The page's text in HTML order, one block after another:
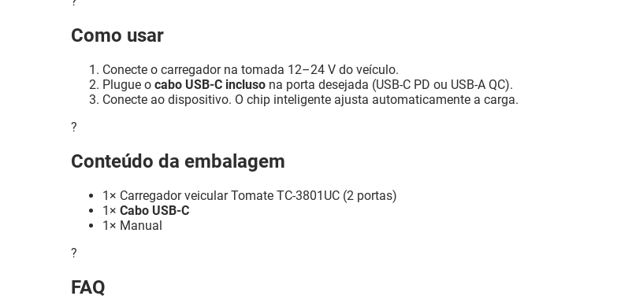
Como usar
Conecte o carregador na tomada 12–24 V do veículo.
Plugue o cabo USB-C incluso na porta desejada (USB-C PD ou USB-A QC).
Conecte ao dispositivo. O chip inteligente ajusta automaticamente a carga.
?
Conteúdo da embalagem
1× Carregador veicular Tomate TC-3801UC (2 portas)
1× Cabo USB-C
1× Manual
?
FAQ